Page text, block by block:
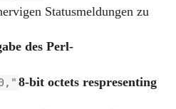
Statusmeldungen zu
des Perl-
8-bit octets respresenting